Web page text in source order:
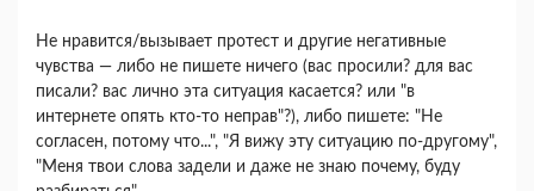
Не нравится/вызывает протест и другие негативные
чувства — либо не пишете ничего (вас просили? для вас
писали? вас лично эта ситуация касается? или "в
интернете опять кто-то неправ"?), либо пишете: "Не
согласен, потому что...", "Я вижу эту ситуацию по-другому",
"Меня твои слова задели и даже не знаю почему, буду